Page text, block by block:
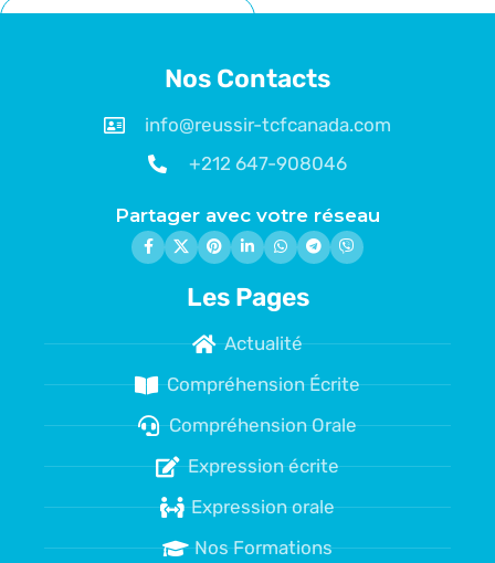
Nos Contacts
info@reussir-tcfcanada.com
+212 647-908046
Partager avec votre réseau
Les Pages
Actualité
Compréhension Écrite
Compréhension Orale
Expression écrite
Expression orale
Nos Formations